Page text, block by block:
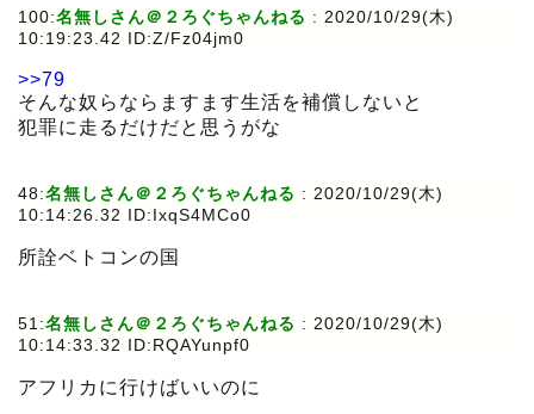
100:名無しさん＠２ろぐちゃんねる : 2020/10/29(木)
10:19:23.42 ID:Z/Fz04jm0
>>79
そんな奴らならますます生活を補償しないと
犯罪に走るだけだと思うがな
48:名無しさん＠２ろぐちゃんねる : 2020/10/29(木)
10:14:26.32 ID:IxqS4MCo0
所詮ベトコンの国
51:名無しさん＠２ろぐちゃんねる : 2020/10/29(木)
10:14:33.32 ID:RQAYunpf0
アフリカに行けばいいのに